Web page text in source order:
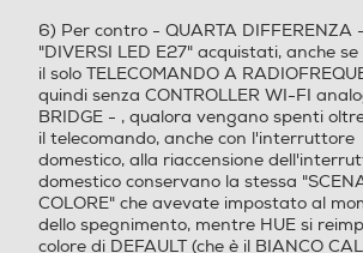
6) Per contro - QUARTA DIFFERENZA
"DIVERSI LED E27" acquistati, anche
il solo TELECOMANDO A
quindi senza CONTROLLER WI-FI
BRIDGE - , qualora vengano spenti
il telecomando, anche con l'interruttore
domestico, alla riaccensione
domestico conservano la stessa
COLORE" che avevate impostato al
dello spegnimento, mentre HUE si
colore di DEFAULT (che è il BIANCO